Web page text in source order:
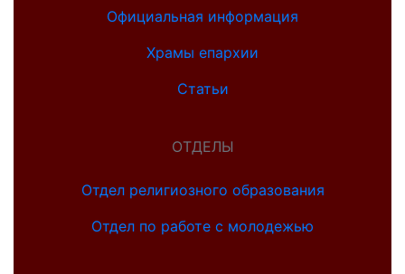
Официальная информация
Храмы епархии
Статьи
ОТДЕЛЫ
Отдел религиозного образования
Отдел по работе с молодежью